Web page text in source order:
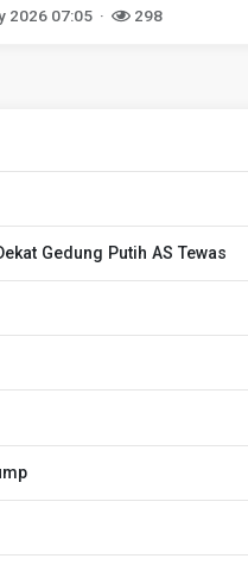
2026 07:05 · 298
Gedung Putih AS Tewas